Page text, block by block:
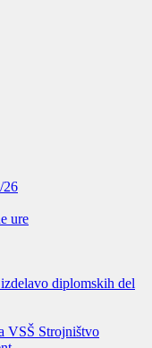
26
ure
diplomskih del
VSŠ Strojništvo